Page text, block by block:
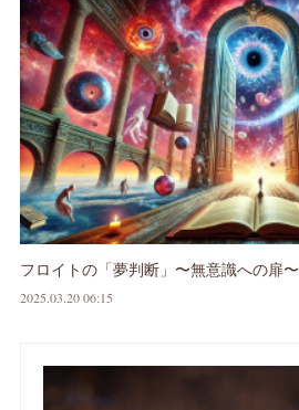
フロイトの「夢判断」〜無意識への扉〜
2025.03.20 06:15